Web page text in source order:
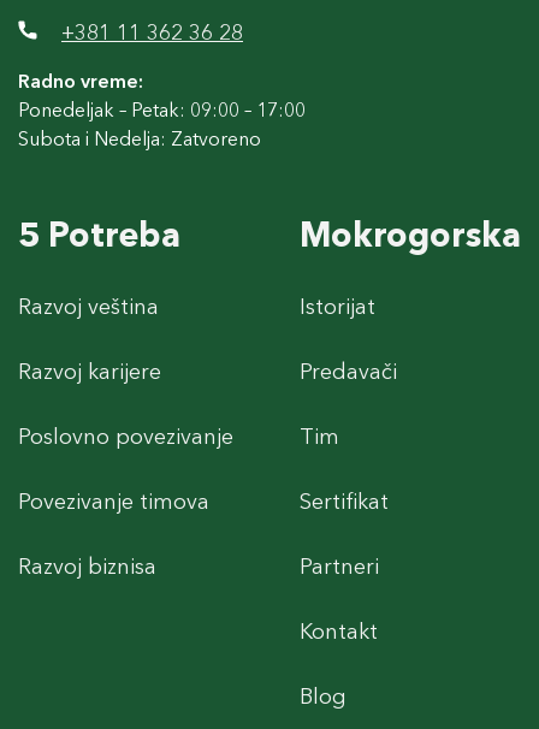
+381 11 362 36 28
Radno vreme:
Ponedeljak – Petak: 09:00 – 17:00
Subota i Nedelja: Zatvoreno
5 Potreba
Razvoj veština
Razvoj karijere
Poslovno povezivanje
Povezivanje timova
Razvoj biznisa
Mokrogorska
Istorijat
Predavači
Tim
Sertifikat
Partneri
Kontakt
Blog